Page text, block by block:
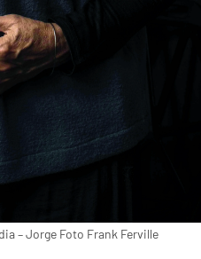
– Jorge Foto Frank Ferville